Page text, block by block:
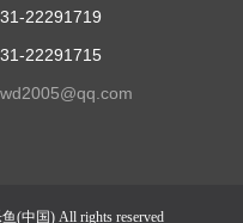
22291719
22291715
(中国) All rights reserved